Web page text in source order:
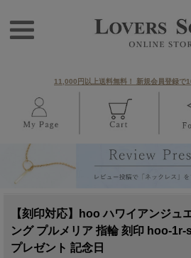
11,000円以上送料無料！ 新規会員登録で
【刻印対応】hoo ハワイアンジュ
ング プルメリア 指輪 刻印 hoo-1r-
プレゼント 記念日